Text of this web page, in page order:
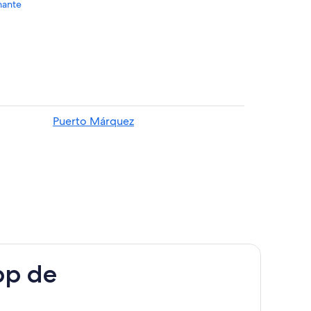
Puerto Márquez
de